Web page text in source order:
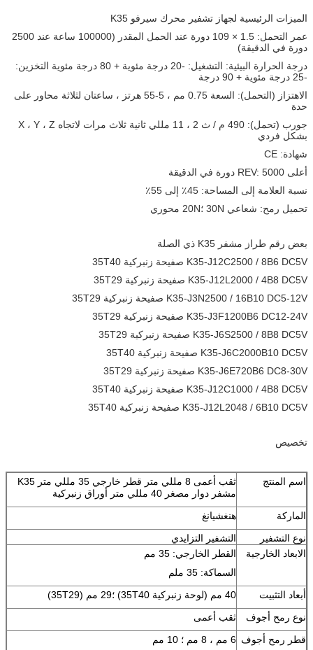
الميزات الرئيسية لجهاز تشفير محرك سيرفو K35
عمر التحمل: 1.5 × 109 دورة عند الحمل المقدر (100000 ساعة عند 2500
دورة في الدقيقة)
درجة الحرارة البيئية: التشغيل: -20 درجة مئوية + 80 درجة مئوية التخزين:
-25 درجة مئوية + 90 درجة
الاهتزاز (التحمل): السعة 0.75 مم ، 5-55 هرتز ، ساعتان لثلاثة محاور على
حدة
جورب (تحمل): 490 م / ث 2 ، 11 مللي ثانية ثلاث مرات لاتجاه X ، Y ، Z
بشكل فردي
شهادة: CE
أعلى REV: 5000 دورة في الدقيقة
نسبة العلامة إلى المساحة: 45٪ إلى 55٪
تحميل رمح: شعاعي 30N ؛20N محوري
بعض رقم طراز مشفر K35 ذي الصلة
K35-J12C2500 / 8B6 DC5V صفيحة زنبركية 35T40
K35-J12L2000 / 4B8 DC5V صفيحة زنبركية 35T29
K35-J3N2500 / 16B10 DC5-12V صفيحة زنبركية 35T29
K35-J3F1200B6 DC12-24V صفيحة زنبركية 35T29
K35-J6S2500 / 8B8 DC5V صفيحة زنبركية 35T29
K35-J6C2000B10 DC5V صفيحة زنبركية 35T40
K35-J6E720B6 DC8-30V صفيحة زنبركية 35T29
K35-J12C1000 / 4B8 DC5V صفيحة زنبركية 35T40
K35-J12L2048 / 6B10 DC5V صفيحة زنبركية 35T40
تخصيص
اسم المنتج
ثقب أعمى 8 مللي متر قطر خارجي 35 مللي متر K35
مشفر دوار مصغر 40 مللي متر أوراق زنبركية
الماركة
هنغشيانغ
نوع التشفير
التشفير التزايدي
الابعاد الخارجية
القطر الخارجي: 35 مم
السماكة: 35 ملم
أبعاد التثبيت
40 مم (لوحة زنبركية 35T40) ؛29 مم (35T29)
نوع رمح أجوف
ثقب أعمى
قطر رمح أجوف 6 مم ، 8 مم ؛ 10 مم